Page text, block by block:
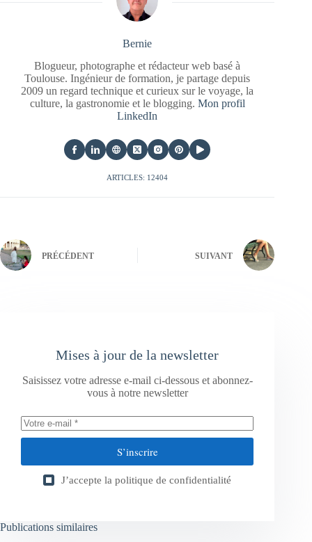
Bernie
Blogueur, photographe et rédacteur web basé à
Toulouse. Ingénieur de formation, je partage depuis
2009 un regard technique et curieux sur le voyage, la
culture, la gastronomie et le blogging. Mon profil
LinkedIn
ARTICLES: 12404
PRÉCÉDENT SUIVANT
Mises à jour de la newsletter
Saisissez votre adresse e-mail ci-dessous et abonnez-
vous à notre newsletter
S’inscrire
J’accepte la politique de confidentialité
Publications similaires